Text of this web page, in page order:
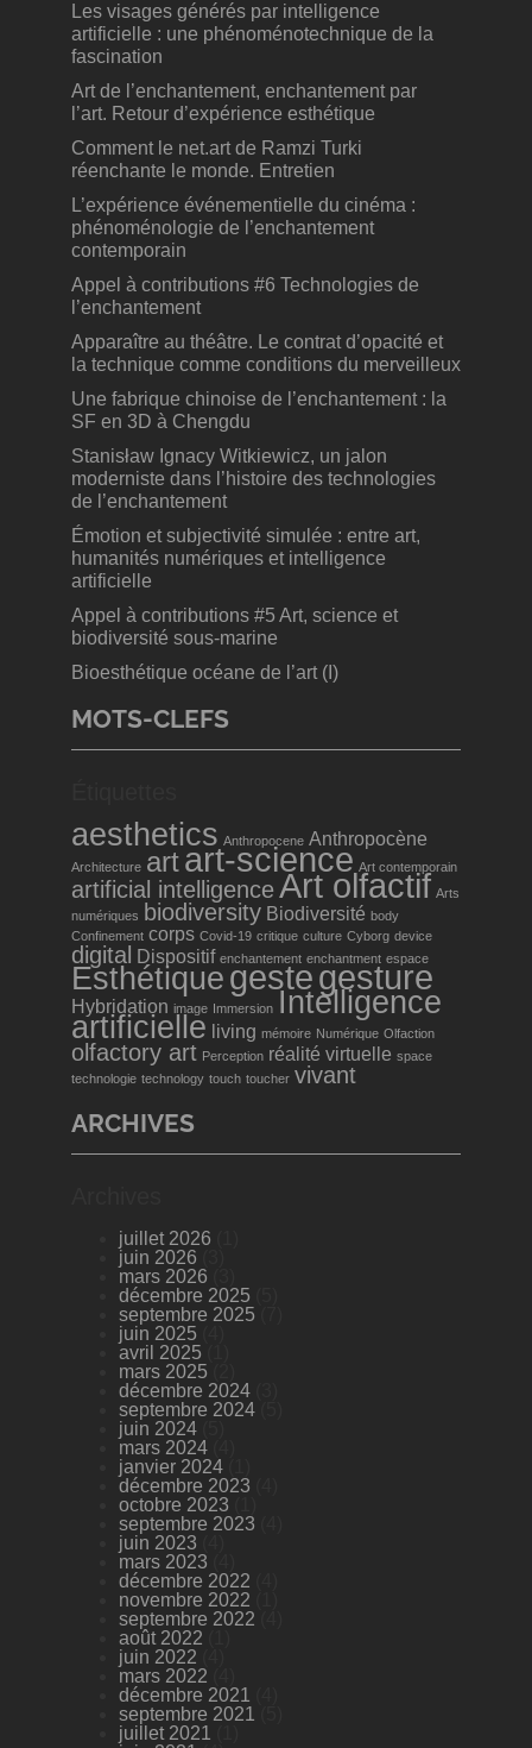
Les visages générés par intelligence
artificielle : une phénoménotechnique de la
fascination
Art de l’enchantement, enchantement par
l’art. Retour d’expérience esthétique
Comment le net.art de Ramzi Turki
réenchante le monde. Entretien
L’expérience événementielle du cinéma :
phénoménologie de l’enchantement
contemporain
Appel à contributions #6 Technologies de
l’enchantement
Apparaître au théâtre. Le contrat d’opacité et
la technique comme conditions du merveilleux
Une fabrique chinoise de l’enchantement : la
SF en 3D à Chengdu
Stanisław Ignacy Witkiewicz, un jalon
moderniste dans l’histoire des technologies
de l’enchantement
Émotion et subjectivité simulée : entre art,
humanités numériques et intelligence
artificielle
Appel à contributions #5 Art, science et
biodiversité sous-marine
Bioesthétique océane de l’art (I)
MOTS-CLEFS
aesthetics Anthropocene Anthropocène
Architecture artart-science Art contemporain
artificial intelligence Art olfactif Arts
numériques
biodiversity Biodiversité body
Confinement corps Covid-19 critique culture Cyborg device
digital Dispositif enchantement enchantment espace
Esthétique gestegesture
Hybridation image Immersion Intelligence
artificielle living mémoire Numérique Olfaction
olfactory art Perception réalité virtuelle space
technologie technology touch toucher vivant
ARCHIVES
juillet 2026
juin 2026
mars 2026
décembre 2025
septembre 2025
juin 2025
avril 2025
mars 2025
décembre 2024
septembre 2024
juin 2024
mars 2024
janvier 2024
décembre 2023
octobre 2023
septembre 2023
juin 2023
mars 2023
décembre 2022
novembre 2022
septembre 2022
août 2022
juin 2022
mars 2022
décembre 2021
septembre 2021
juillet 2021